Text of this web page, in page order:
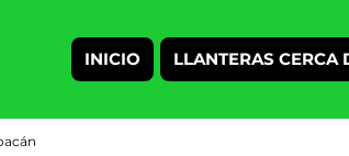
INICIO LLANTERAS CERCA